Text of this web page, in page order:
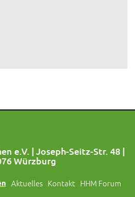
e.V. | Joseph-Seitz-Str. 48 |
Würzburg
Aktuelles Kontakt HHM Forum